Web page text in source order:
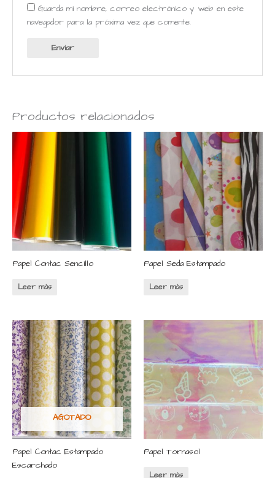
Guarda mi nombre, correo electrónico y web en este
navegador para la próxima vez que comente.
Productos relacionados
Papel Contac Sencillo
Leer más
Papel Seda Estampado
Leer más
AGOTADO
Papel Contac Estampado
Escarchado
Papel Tornasol
Leer más